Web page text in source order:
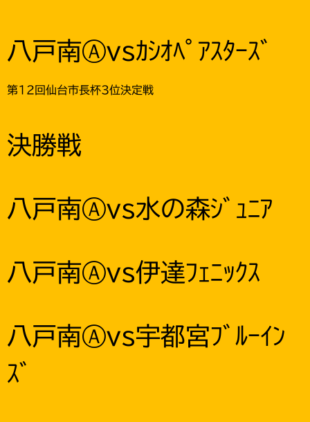
八戸南Ⓐvsｶｼｵﾍﾟｱｽﾀｰｽﾞ
第12回仙台市長杯3位決定戦
決勝戦
八戸南Ⓐvs水の森ｼﾞｭﾆｱ
八戸南Ⓐvs伊達ﾌｪﾆｯｸｽ
八戸南Ⓐvs宇都宮ﾌﾞﾙｰｲﾝ
ｽﾞ